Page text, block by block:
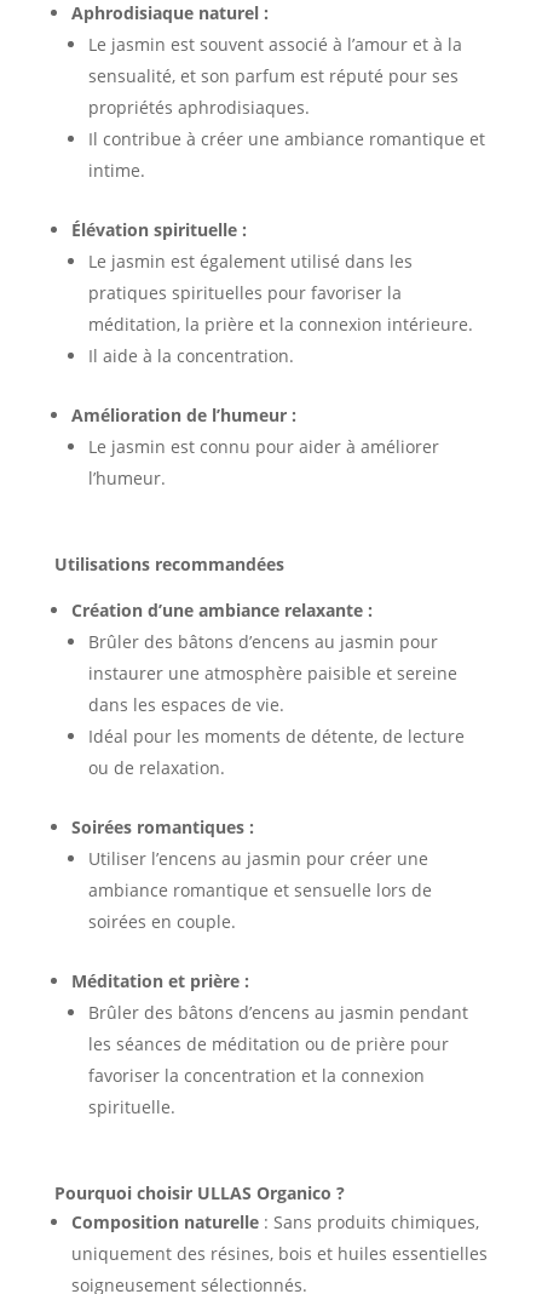
Aphrodisiaque naturel :
Le jasmin est souvent associé à l’amour et à la
sensualité, et son parfum est réputé pour ses
propriétés aphrodisiaques.
Il contribue à créer une ambiance romantique et
intime.
Élévation spirituelle :
Le jasmin est également utilisé dans les
pratiques spirituelles pour favoriser la
méditation, la prière et la connexion intérieure.
Il aide à la concentration.
Amélioration de l’humeur :
Le jasmin est connu pour aider à améliorer
l’humeur.
Utilisations recommandées
Création d’une ambiance relaxante :
Brûler des bâtons d’encens au jasmin pour
instaurer une atmosphère paisible et sereine
dans les espaces de vie.
Idéal pour les moments de détente, de lecture
ou de relaxation.
Soirées romantiques :
Utiliser l’encens au jasmin pour créer une
ambiance romantique et sensuelle lors de
soirées en couple.
Méditation et prière :
Brûler des bâtons d’encens au jasmin pendant
les séances de méditation ou de prière pour
favoriser la concentration et la connexion
spirituelle.
Pourquoi choisir ULLAS Organico ?
Composition naturelle: Sans produits chimiques,
uniquement des résines, bois et huiles essentielles
soigneusement sélectionnés.